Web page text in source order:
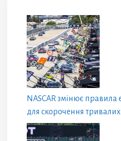
NASCAR змінює правила
для скорочення